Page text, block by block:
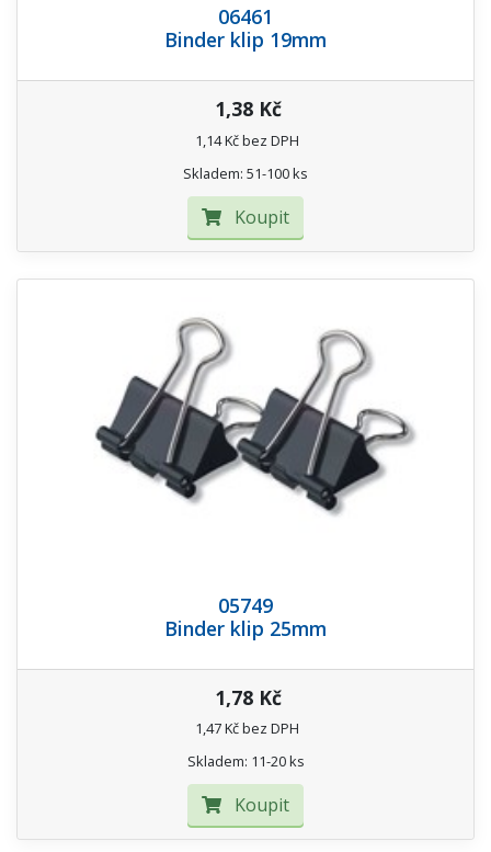
06461
Binder klip 19mm
1,38 Kč
1,14 Kč bez DPH
Skladem: 51-100 ks
Koupit
05749
Binder klip 25mm
1,78 Kč
1,47 Kč bez DPH
Skladem: 11-20 ks
Koupit